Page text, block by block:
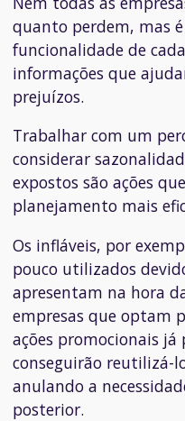
quanto perdem, mas
funcionalidade de
informações que
prejuízos.
Trabalhar com um
considerar
expostos são ações
planejamento mais
Os infláveis, por
pouco utilizados
apresentam na hora
empresas que optam
ações promocionais já
conseguirão reutilizá-
anulando a
posterior.